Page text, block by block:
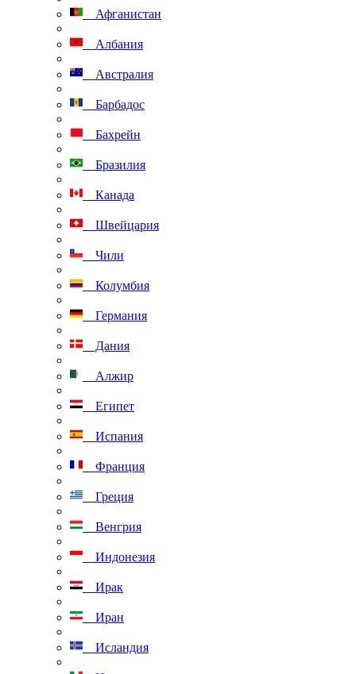
Афганистан
Албания
Австралия
Барбадос
Бахрейн
Бразилия
Канада
Швейцария
Чили
Колумбия
Германия
Дания
Алжир
Египет
Испания
Франция
Греция
Венгрия
Индонезия
Ирак
Иран
Исландия